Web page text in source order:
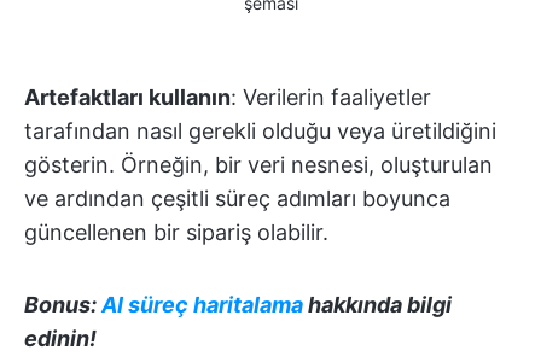
Artefaktları kullanın: Verilerin faaliyetler
tarafından nasıl gerekli olduğu veya üretildiğini
gösterin. Örneğin, bir veri nesnesi, oluşturulan
ve ardından çeşitli süreç adımları boyunca
güncellenen bir sipariş olabilir.
Bonus:AI süreç haritalamahakkında bilgi
edinin!